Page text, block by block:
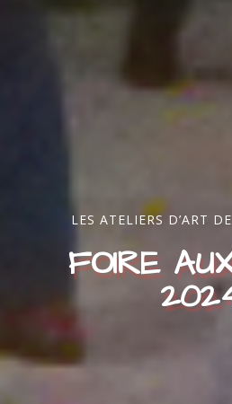
LES ATELIERS D’ART
FOIRE